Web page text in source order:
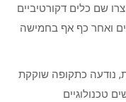
שם כלים דקורטיביים
ואחר כף אף בחמישה
נודעה כתקופה שוקקת
טכנולוגיים